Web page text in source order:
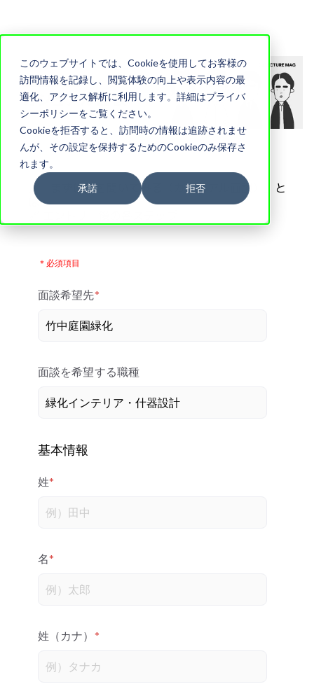
このウェブサイトでは、Cookieを使用してお客様の
訪問情報を記録し、閲覧体験の向上や表示内容の最
適化、アクセス解析に利用します。詳細はプライバ
シーポリシーをご覧ください。
Cookieを拒否すると、訪問時の情報は追跡されませ
んが、その設定を保持するためのCookieのみ保存さ
れます。
承諾 拒否
🔗「まずは話を聞いてみる（カジュアル面談）」と
は
＊必須項目
面談希望先*
面談を希望する職種
基本情報
姓*
名*
姓（カナ） *